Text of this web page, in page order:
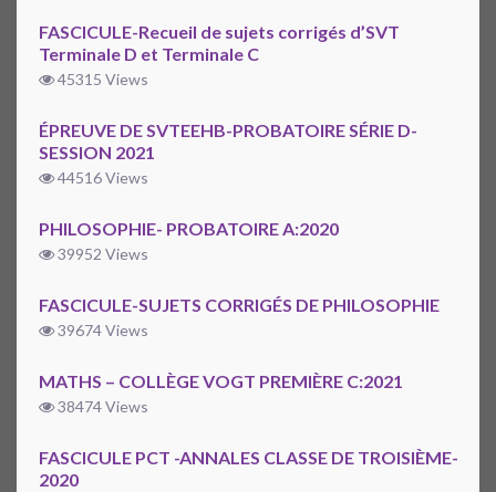
FASCICULE-Recueil de sujets corrigés d’SVT
Terminale D et Terminale C
45315 Views
ÉPREUVE DE SVTEEHB-PROBATOIRE SÉRIE D-
SESSION 2021
44516 Views
PHILOSOPHIE- PROBATOIRE A:2020
39952 Views
FASCICULE-SUJETS CORRIGÉS DE PHILOSOPHIE
39674 Views
MATHS – COLLÈGE VOGT PREMIÈRE C:2021
38474 Views
FASCICULE PCT -ANNALES CLASSE DE TROISIÈME-
2020